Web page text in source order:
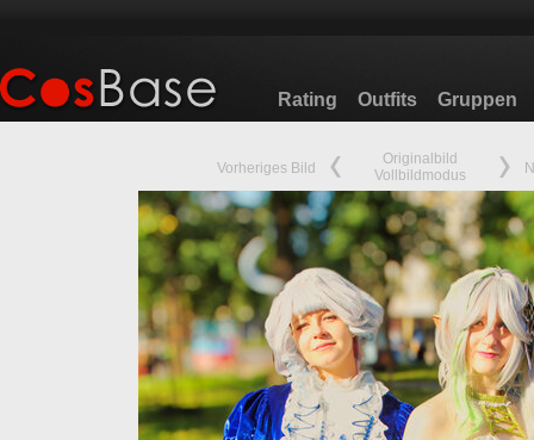
Rating Outfits Gruppen
Vorheriges Bild
Originalbild
Vollbildmodus